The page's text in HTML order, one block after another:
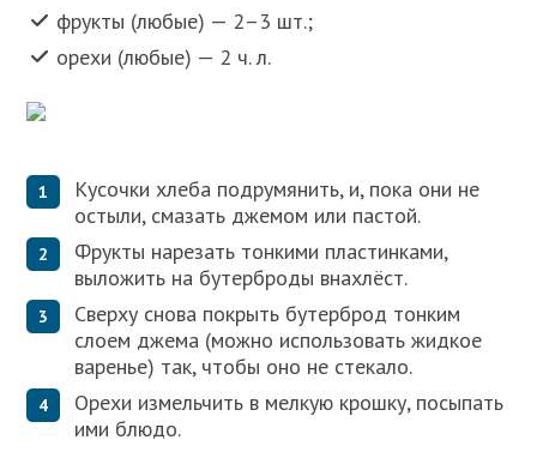
фрукты (любые) — 2–3 шт.;
орехи (любые) — 2 ч. л.
Кусочки хлеба подрумянить, и, пока они не
остыли, смазать джемом или пастой.
Фрукты нарезать тонкими пластинками,
выложить на бутерброды внахлёст.
Сверху снова покрыть бутерброд тонким
слоем джема (можно использовать жидкое
варенье) так, чтобы оно не стекало.
Орехи измельчить в мелкую крошку, посыпать
ими блюдо.